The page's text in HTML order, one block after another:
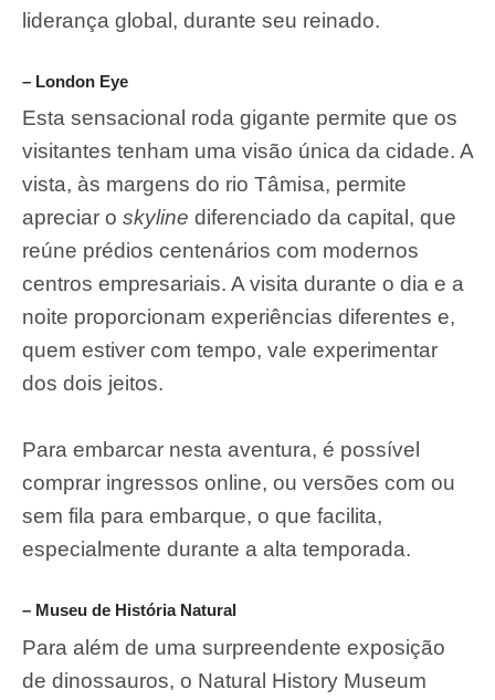
liderança global, durante seu reinado.
– London Eye
Esta sensacional roda gigante permite que os
visitantes tenham uma visão única da cidade. A
vista, às margens do rio Tâmisa, permite
apreciar o skyline diferenciado da capital, que
reúne prédios centenários com modernos
centros empresariais. A visita durante o dia e a
noite proporcionam experiências diferentes e,
quem estiver com tempo, vale experimentar
dos dois jeitos.
Para embarcar nesta aventura, é possível
comprar ingressos online, ou versões com ou
sem fila para embarque, o que facilita,
especialmente durante a alta temporada.
– Museu de História Natural
Para além de uma surpreendente exposição
de dinossauros, o Natural History Museum